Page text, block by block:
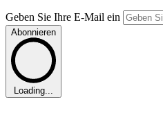
Geben Sie Ihre E-Mail ein
Abonnieren
Loading...